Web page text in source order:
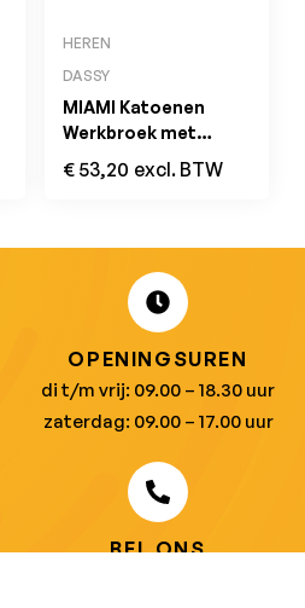
HEREN
DASSY
MIAMI Katoenen
Werkbroek met
Kniezakken
Marineblauw
€ 53,20 excl. BTW
OPENINGSUREN
di t/m vrij: 09.00 – 18.30 uur
zaterdag: 09.00 – 17.00 uur
BEL ONS